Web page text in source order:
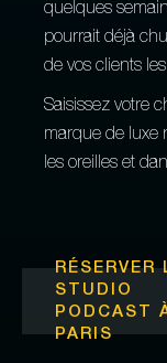
quelques
pourrait déjà
de vos clients
Saisissez votre
marque de luxe
les oreilles et
RÉSERVER
STUDIO
PODCAST
PARIS